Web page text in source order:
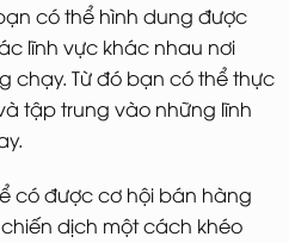
có thể hình dung được
lĩnh vực khác nhau nơi
Từ đó bạn có thể thực
tập trung vào những lĩnh
có được cơ hội bán hàng
dịch một cách khéo